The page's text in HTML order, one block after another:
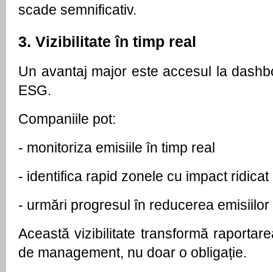
scade semnificativ.
3. Vizibilitate în timp real
Un avantaj major este accesul la
ESG.
Companiile pot:
- monitoriza emisiile în timp real
- identifica rapid zonele cu impact ridicat
- urmări progresul în reducerea emisiilor
Această vizibilitate transformă
de management, nu doar o obligație.